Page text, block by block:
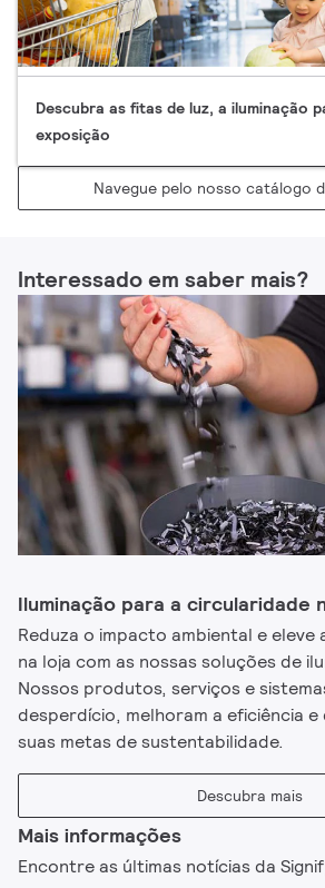
Descubra as fitas de luz, a iluminação
exposição​
Navegue pelo nosso catálogo
Interessado em saber mais?
Iluminação para a circularidade
Reduza o impacto ambiental e eleve
na loja com as nossas soluções de
Nossos produtos, serviços e
desperdício, melhoram a eficiência
suas metas de sustentabilidade.
Descubra mais
Mais informações
Encontre as últimas notícias da